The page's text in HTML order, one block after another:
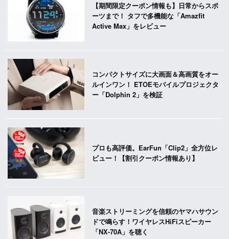
【期間限定クーポン情報も】日常からスポ
ーツまで！ タフで多機能な「Amazfit
Active Max」をレビュー
コンパクトサイズに大画面＆高画質をオー
ルインワン！ ETOEモバイルプロジェクタ
ー「Dolphin 2」を検証
プロも高評価。EarFun「Clip2」全方位レ
ビュー！【割引クーポン情報あり】
音楽ストリーミングを信頼のヤマハサウン
ドで鳴らす！ワイヤレスHiFiスピーカー
「NX-70A」を聴く